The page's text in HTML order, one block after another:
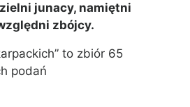
junacy, namiętni
zbójcy.
to zbiór 65
podań